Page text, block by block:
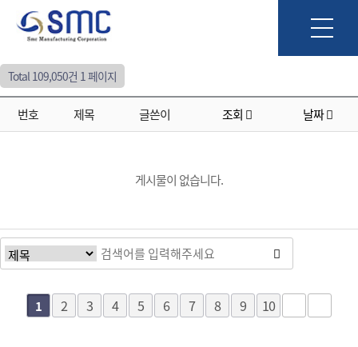
Total 109,050건 1 페이지
번호 제목 글쓴이 조회 날짜
게시물이 없습니다.
1 2 3 4 5 6 7 8 9 10